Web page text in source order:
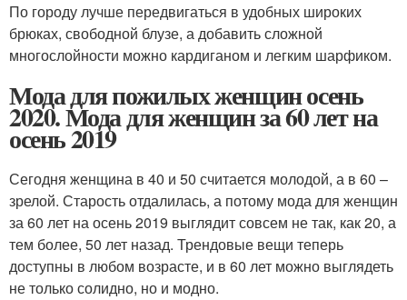
По городу лучше передвигаться в удобных широких
брюках, свободной блузе, а добавить сложной
многослойности можно кардиганом и легким шарфиком.
Мода для пожилых женщин осень
2020. Мода для женщин за 60 лет на
осень 2019
Сегодня женщина в 40 и 50 считается молодой, а в 60 –
зрелой. Старость отдалилась, а потому мода для женщин
за 60 лет на осень 2019 выглядит совсем не так, как 20, а
тем более, 50 лет назад. Трендовые вещи теперь
доступны в любом возрасте, и в 60 лет можно выглядеть
не только солидно, но и модно.